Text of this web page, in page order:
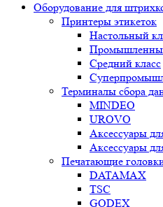
Оборудование для
Принтеры этикеток
Настольный
Средний класс
Терминалы сбора
MINDEO
UROVO
Аксессуары
Аксессуары
Печатающие
DATAMAX
TSC
GODEX